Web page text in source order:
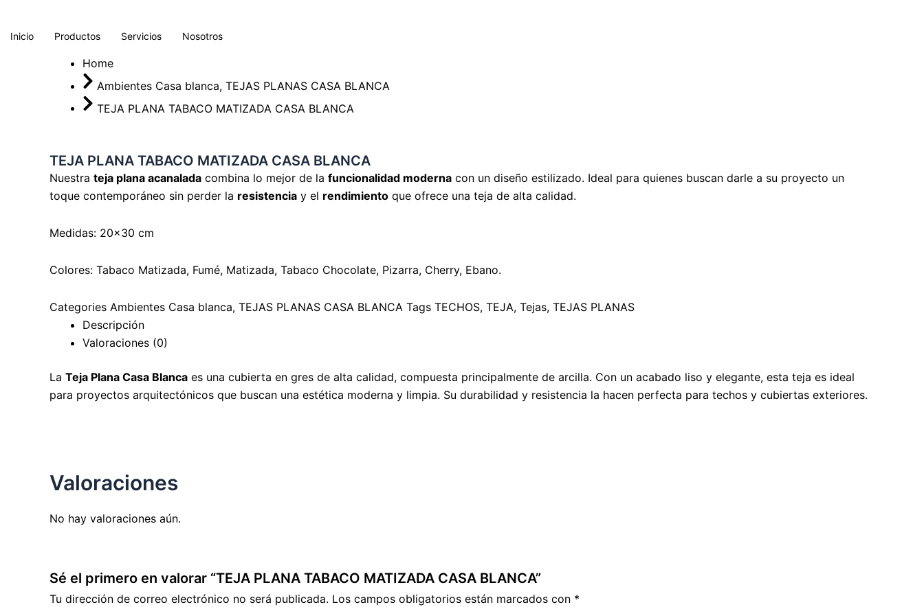
contenido
Inicio Productos Servicios Nosotros
Home
Ambientes Casa blanca, TEJAS PLANAS CASA BLANCA
TEJA PLANA TABACO MATIZADA CASA BLANCA
TEJA PLANA TABACO MATIZADA CASA BLANCA
Nuestra teja plana acanalada combina lo mejor de la funcionalidad moderna con un diseño estilizado. Ideal para quienes buscan darle a su proyecto un
toque contemporáneo sin perder la resistencia y el rendimiento que ofrece una teja de alta calidad.
Medidas: 20×30 cm
Colores: Tabaco Matizada, Fumé, Matizada, Tabaco Chocolate, Pizarra, Cherry, Ebano.
Categories Ambientes Casa blanca, TEJAS PLANAS CASA BLANCA Tags TECHOS, TEJA, Tejas, TEJAS PLANAS
Descripción
Valoraciones (0)
La Teja Plana Casa Blanca es una cubierta en gres de alta calidad, compuesta principalmente de arcilla. Con un acabado liso y elegante, esta teja es ideal
para proyectos arquitectónicos que buscan una estética moderna y limpia. Su durabilidad y resistencia la hacen perfecta para techos y cubiertas exteriores.
Valoraciones
No hay valoraciones aún.
Sé el primero en valorar “TEJA PLANA TABACO MATIZADA CASA BLANCA”
Tu dirección de correo electrónico no será publicada. Los campos obligatorios están marcados con *